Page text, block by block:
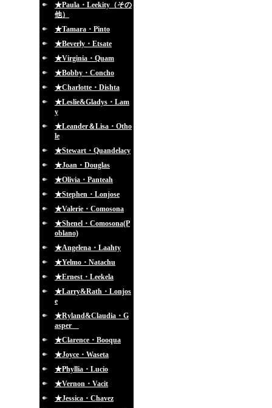
★Paula・Leekity（その
他）
★Tamara・Pinto
★Beverly・Etsate
★Virginia・Quam
★Bobby・Concho
★Charlotte・Dishta
★Leslie&Gladys・Lam
y
★Leander＆Lisa・Otho
le
★Stewart・Quandelacy
★Joan・Douglas
★Olivia・Panteah
★Stephen・Lonjose
★Valerie・Comosona
★Shenel・Comosona(P
oblano)
★Angelena・Laahty
★Yelmo・Natachu
★Ernest・Leekela
★Larry&Rath・Lonjos
e
★Ryland&Claudia・G
asper
★Clarence・Booqua
★Joyce・Waseta
★Phyllia・Lucio
★Vernon・Vacit
★Jessica・Chavez